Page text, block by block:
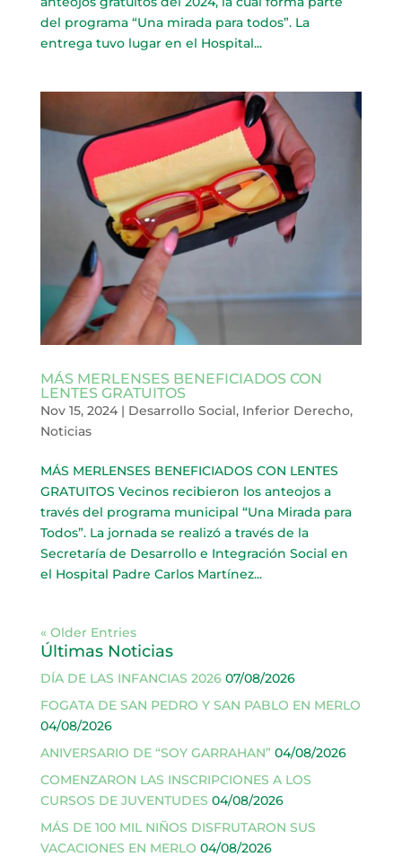
del programa “Una mirada para todos”. La
entrega tuvo lugar en el Hospital...
MÁS MERLENSES BENEFICIADOS CON
LENTES GRATUITOS
Nov 15, 2024| Desarrollo Social, Inferior Derecho,
Noticias
MÁS MERLENSES BENEFICIADOS CON LENTES
GRATUITOS Vecinos recibieron los anteojos a
través del programa municipal “Una Mirada para
Todos”. La jornada se realizó a través de la
Secretaría de Desarrollo e Integración Social en
el Hospital Padre Carlos Martínez...
« Older Entries
Últimas Noticias
DÍA DE LAS INFANCIAS 2026 07/08/2026
FOGATA DE SAN PEDRO Y SAN PABLO EN MERLO
04/08/2026
ANIVERSARIO DE “SOY GARRAHAN” 04/08/2026
COMENZARON LAS INSCRIPCIONES A LOS
CURSOS DE JUVENTUDES 04/08/2026
MÁS DE 100 MIL NIÑOS DISFRUTARON SUS
VACACIONES EN MERLO 04/08/2026